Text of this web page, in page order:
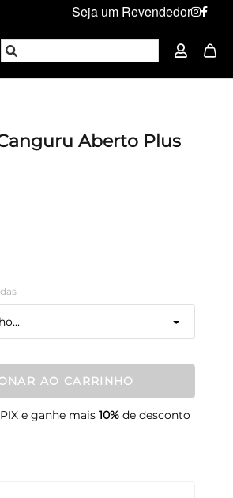
Seja um Revendedor
Aberto Plus
Restam mais de 6 itens
Restam mais de 6 itens
AO CARRINHO
e ganhe mais 10%de desconto